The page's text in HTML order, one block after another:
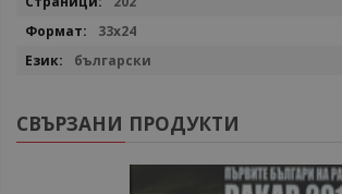
33x24
български
СВЪРЗАНИ ПРОДУКТИ